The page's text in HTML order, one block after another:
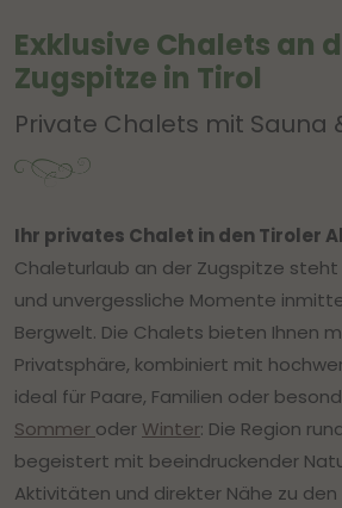
Exklusive Chalets an
Zugspitze in Tirol
Private Chalets mit Sauna
Ihr privates Chalet in den Tiroler
Chaleturlaub an der Zugspitze steht
und unvergessliche Momente
Bergwelt. Die Chalets bieten Ihnen
Privatsphäre, kombiniert mit
ideal für Paare, Familien oder
Sommer oder Winter: Die Region
begeistert mit beeindruckender
Aktivitäten und direkter Nähe zu